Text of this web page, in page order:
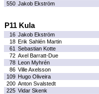
550 Jakob Ekström
P11 Kula
16 Jakob Ekström
18 Erik Sahlén Martin
61 Sebastian Kotte
72 Axel Barratt-Due
78 Leon Myhrén
86 Ville Axelsson
109 Hugo Oliveira
200 Anton Svalstedt
225 Vidar Skenk